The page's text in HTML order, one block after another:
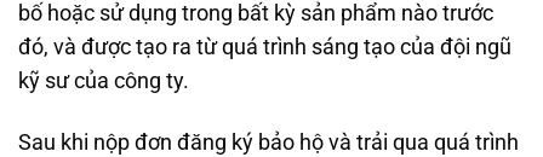
bố hoặc sử dụng trong bất kỳ sản phẩm nào trước
đó, và được tạo ra từ quá trình sáng tạo của đội ngũ
kỹ sư của công ty.
Sau khi nộp đơn đăng ký bảo hộ và trải qua quá trình